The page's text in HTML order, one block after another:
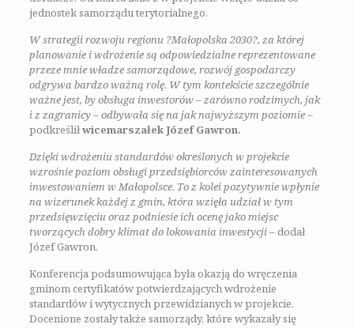
jednostek samorządu terytorialnego.
W strategii rozwoju regionu ?Małopolska 2030?, za której
planowanie i wdrożenie są odpowiedzialne reprezentowane
przeze mnie władze samorządowe, rozwój gospodarczy
odgrywa bardzo ważną rolę. W tym kontekście szczególnie
ważne jest, by obsługa inwestorów – zarówno rodzimych, jak
i z zagranicy – odbywała się na jak najwyższym poziomie–
podkreśliłwicemarszałek Józef Gawron.
Dzięki wdrożeniu standardów określonych w projekcie
wzrośnie poziom obsługi przedsiębiorców zainteresowanych
inwestowaniem w Małopolsce. To z kolei pozytywnie wpłynie
na wizerunek każdej z gmin, która wzięła udział w tym
przedsięwzięciu oraz podniesie ich ocenę jako miejsc
tworzących dobry klimat do lokowania inwestycji– dodał
Józef Gawron.
Konferencja podsumowująca była okazją do wręczenia
gminom certyfikatów potwierdzających wdrożenie
standardów i wytycznych przewidzianych w projekcie.
Docenione zostały także samorządy, które wykazały się